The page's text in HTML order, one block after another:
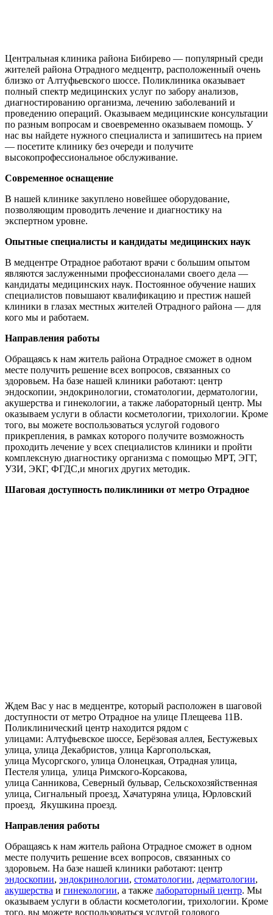
Центральная клиника района Бибирево — популярный среди
жителей района Отрадного медцентр, расположенный очень
близко от Алтуфьевского шоссе. Поликлиника оказывает
полный спектр медицинских услуг по забору анализов,
диагностированию организма, лечению заболеваний и
проведению операций. Оказываем медицинские консультации
по разным вопросам и своевременно оказываем помощь. У
нас вы найдете нужного специалиста и запишитесь на прием
— посетите клинику без очереди и получите
высокопрофессиональное обслуживание.
Современное оснащение
В нашей клинике закуплено новейшее оборудование,
позволяющим проводить лечение и диагностику на
экспертном уровне.
Опытные специалисты и кандидаты медицинских наук
В медцентре Отрадное работают врачи с большим опытом
являются заслуженными профессионалами своего дела —
кандидаты медицинских наук. Постоянное обучение наших
специалистов повышают квалификацию и престиж нашей
клиники в глазах местных жителей Отрадного района — для
кого мы и работаем.
Направления работы
Обращаясь к нам житель района Отрадное сможет в одном
месте получить решение всех вопросов, связанных со
здоровьем. На базе нашей клиники работают: центр
эндоскопии, эндокринологии, стоматологии, дерматологии,
акушерства и гинекологии, а также лабораторный центр. Мы
оказываем услуги в области косметологии, трихологии. Кроме
того, вы можете воспользоваться услугой годового
прикрепления, в рамках которого получите возможность
проходить лечение у всех специалистов клиники и пройти
комплексную диагностику организма с помощью МРТ, ЭГГ,
УЗИ, ЭКГ, ФГДС,и многих других методик.
Шаговая доступность поликлиники от метро Отрадное
Ждем Вас у нас в медцентре, который расположен в шаговой
доступности от метро Отрадное на улице Плещеева 11В.
Поликлинический центр находится рядом с
улицами: Алтуфьевское шоссе, Берёзовая аллея, Бестужевых
улица, улица Декабристов, улица Каргопольская,
улица Мусоргского, улица Олонецкая, Отрадная улица,
Пестеля улица, улица Римского-Корсакова,
улица Санникова, Северный бульвар, Сельскохозяйственная
улица, Сигнальный проезд, Хачатуряна улица, Юрловский
проезд, Якушкина проезд.
Направления работы
Обращаясь к нам житель района Отрадное сможет в одном
месте получить решение всех вопросов, связанных со
здоровьем. На базе нашей клиники работают: центр
эндоскопии, эндокринологии, стоматологии, дерматологии,
акушерства и гинекологии, а также лабораторный центр. Мы
оказываем услуги в области косметологии, трихологии. Кроме
того, вы можете воспользоваться услугой годового